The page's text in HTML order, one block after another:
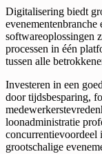
Digitalisering biedt
softwareoplossingen
processen in één
tussen alle
Investeren in een
door tijdsbesparing,
loonadministratie
concurrentievoordeel
grootschalige